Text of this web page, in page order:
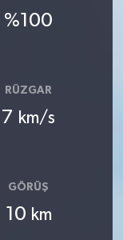
%100
RÜZGAR
7 km/s
GÖRÜŞ
10 km